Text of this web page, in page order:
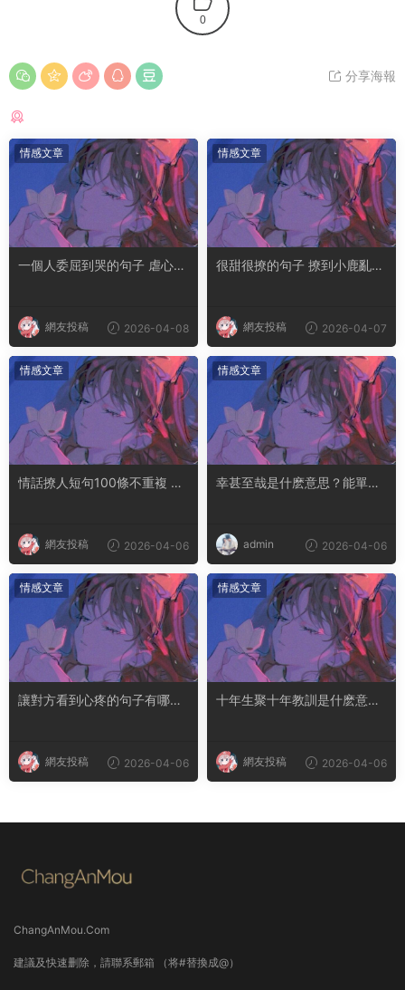
0
分享海報
情感文章
一個人委屈到哭的句子 虐心到
網友投稿 2026-04-08
情感文章
很甜很撩的句子 撩到小鹿亂撞
網友投稿 2026-04-07
情感文章
情話撩人短句100條不重複 土
網友投稿 2026-04-06
情感文章
幸甚至哉是什麽意思？能單獨
admin 2026-04-06
情感文章
讓對方看到心疼的句子有哪
網友投稿 2026-04-06
情感文章
十年生聚十年教訓是什麽意思
網友投稿 2026-04-06
ChangAnMou.Com
建議及快速删除，請聯系郵箱 （将#替換成@）